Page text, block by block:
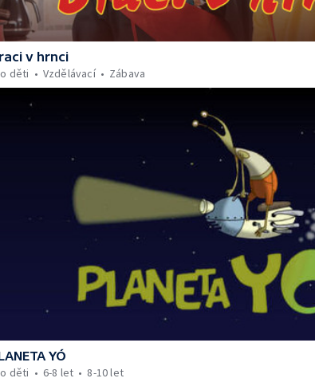
v hrnci
děti
Vzdělávací Zábava
YÓ
děti
6-8 let 8-10 let